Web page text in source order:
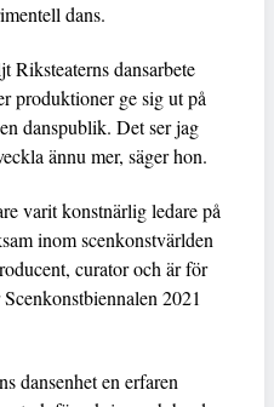
dans.
Riksteaterns dansarbete
produktioner ge sig ut på
danspublik. Det ser jag
ännu mer, säger hon.
varit konstnärlig ledare på
inom scenkonstvärlden
curator och är för
2021
dansenhet en erfaren